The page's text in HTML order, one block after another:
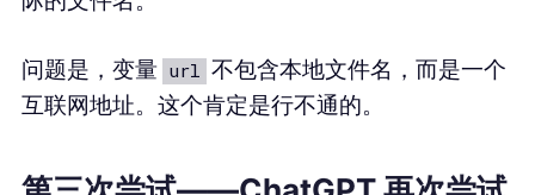
问题是，变量 url 不包含本地文件名，而是一个
互联网地址。这个肯定是行不通的。